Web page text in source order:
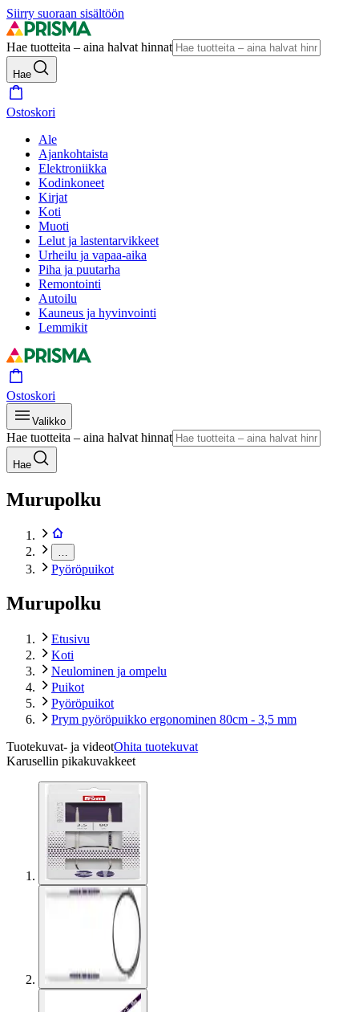
Siirry suoraan sisältöön
Hae tuotteita – aina halvat hinnat
Hae
Ostoskori
Ale
Ajankohtaista
Elektroniikka
Kodinkoneet
Kirjat
Koti
Muoti
Lelut ja lastentarvikkeet
Urheilu ja vapaa-aika
Piha ja puutarha
Remontointi
Autoilu
Kauneus ja hyvinvointi
Lemmikit
Ostoskori
Valikko
Hae tuotteita – aina halvat hinnat
Hae
Murupolku
Pyöröpuikot
Murupolku
Etusivu
Koti
Neulominen ja ompelu
Puikot
Pyöröpuikot
Prym pyöröpuikko ergonominen 80cm - 3,5 mm
Tuotekuvat- ja videotOhita tuotekuvat
Karusellin pikakuvakkeet